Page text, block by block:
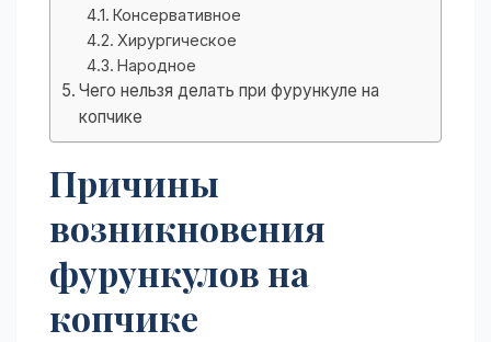
Консервативное
Хирургическое
Народное
Чего нельзя делать при фурункуле на
копчике
Причины
возникновения
фурункулов на
копчике